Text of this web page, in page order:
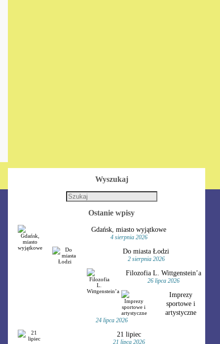
Wyszukaj
Ostanie wpisy
Gdańsk, miasto wyjątkowe
4 sierpnia 2026
Do miasta Łodzi
2 sierpnia 2026
Filozofia L. Wittgenstein’a
26 lipca 2026
Imprezy
sportowe i
artystyczne
24 lipca 2026
21 lipiec
21 lipca 2026